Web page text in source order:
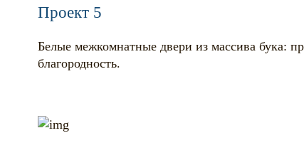
Проект 5
Белые межкомнатные двери из массива бука:
благородность.